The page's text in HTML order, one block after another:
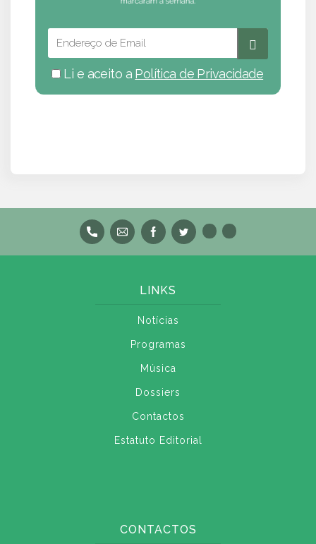
Li e aceito a Política de Privacidade
LINKS
Notícias
Programas
Música
Dossiers
Contactos
Estatuto Editorial
CONTACTOS